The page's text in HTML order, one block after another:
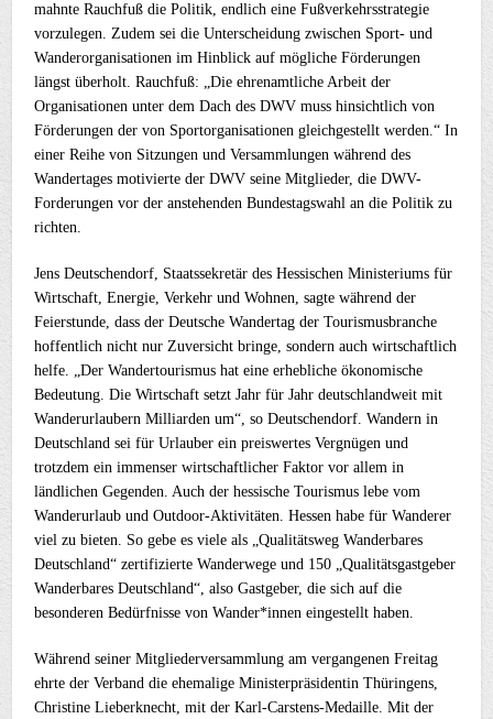
mahnte Rauchfuß die Politik, endlich eine Fußverkehrsstrategie
vorzulegen. Zudem sei die Unterscheidung zwischen Sport- und
Wanderorganisationen im Hinblick auf mögliche Förderungen
längst überholt. Rauchfuß: „Die ehrenamtliche Arbeit der
Organisationen unter dem Dach des DWV muss hinsichtlich von
Förderungen der von Sportorganisationen gleichgestellt werden.“ In
einer Reihe von Sitzungen und Versammlungen während des
Wandertages motivierte der DWV seine Mitglieder, die DWV-
Forderungen vor der anstehenden Bundestagswahl an die Politik zu
richten.
Jens Deutschendorf, Staatssekretär des Hessischen Ministeriums für
Wirtschaft, Energie, Verkehr und Wohnen, sagte während der
Feierstunde, dass der Deutsche Wandertag der Tourismusbranche
hoffentlich nicht nur Zuversicht bringe, sondern auch wirtschaftlich
helfe. „Der Wandertourismus hat eine erhebliche ökonomische
Bedeutung. Die Wirtschaft setzt Jahr für Jahr deutschlandweit mit
Wanderurlaubern Milliarden um“, so Deutschendorf. Wandern in
Deutschland sei für Urlauber ein preiswertes Vergnügen und
trotzdem ein immenser wirtschaftlicher Faktor vor allem in
ländlichen Gegenden. Auch der hessische Tourismus lebe vom
Wanderurlaub und Outdoor-Aktivitäten. Hessen habe für Wanderer
viel zu bieten. So gebe es viele als „Qualitätsweg Wanderbares
Deutschland“ zertifizierte Wanderwege und 150 „Qualitätsgastgeber
Wanderbares Deutschland“, also Gastgeber, die sich auf die
besonderen Bedürfnisse von Wander*innen eingestellt haben.
Während seiner Mitgliederversammlung am vergangenen Freitag
ehrte der Verband die ehemalige Ministerpräsidentin Thüringens,
Christine Lieberknecht, mit der Karl-Carstens-Medaille. Mit der